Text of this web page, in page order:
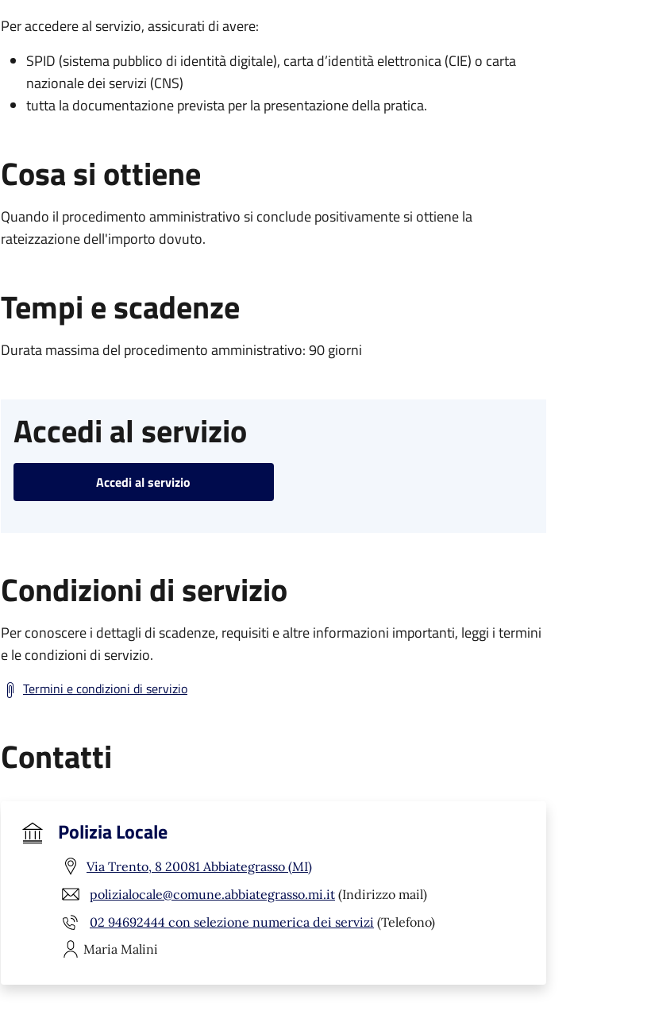
Per accedere al servizio, assicurati di avere:
SPID (sistema pubblico di identità digitale), carta d’identità elettronica (CIE) o carta
nazionale dei servizi (CNS)
tutta la documentazione prevista per la presentazione della pratica.
Cosa si ottiene
Quando il procedimento amministrativo si conclude positivamente si ottiene la
rateizzazione dell'importo dovuto.
Tempi e scadenze
Durata massima del procedimento amministrativo: 90 giorni
Accedi al servizio
Accedi al servizio
Condizioni di servizio
Per conoscere i dettagli di scadenze, requisiti e altre informazioni importanti, leggi i termini
e le condizioni di servizio.
Termini e condizioni di servizio
Contatti
Polizia Locale
Via Trento, 8 20081 Abbiategrasso (MI)
polizialocale@comune.abbiategrasso.mi.it (Indirizzo mail)
02 94692444 con selezione numerica dei servizi (Telefono)
Maria Malini